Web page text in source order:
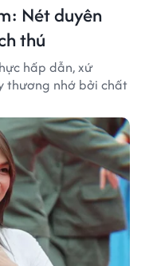
Nét duyên
thú
hấp dẫn, xứ
thương nhớ bởi chất